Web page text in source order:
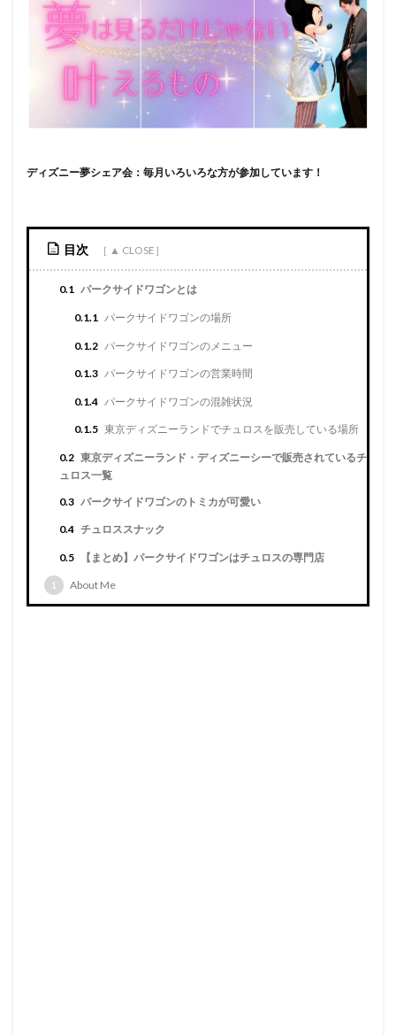
ディズニー夢シェア会：毎月いろいろな方が参加しています！
目次
0.1 パークサイドワゴンとは
0.1.1 パークサイドワゴンの場所
0.1.2 パークサイドワゴンのメニュー
0.1.3 パークサイドワゴンの営業時間
0.1.4 パークサイドワゴンの混雑状況
0.1.5 東京ディズニーランドでチュロスを販売している場所
0.2 東京ディズニーランド・ディズニーシーで販売されているチ
ュロス一覧
0.3 パークサイドワゴンのトミカが可愛い
0.4 チュロススナック
0.5 【まとめ】パークサイドワゴンはチュロスの専門店
1 About Me